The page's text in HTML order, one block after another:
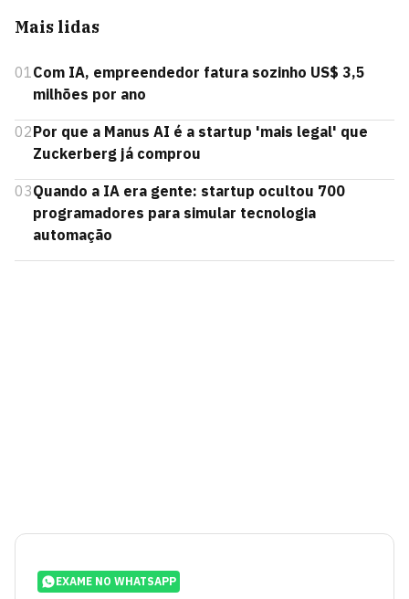
Mais lidas
01Com IA, empreendedor fatura sozinho US$ 3,5
milhões por ano
02Por que a Manus AI é a startup 'mais legal' que
Zuckerberg já comprou
03Quando a IA era gente: startup ocultou 700
programadores para simular tecnologia
automação
EXAME NO WHATSAPP